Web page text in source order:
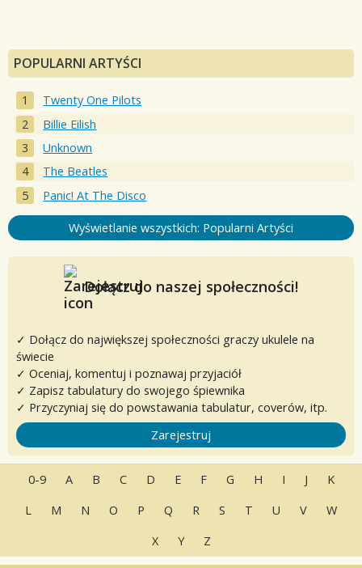
POPULARNI ARTYŚCI
Twenty One Pilots
Billie Eilish
Unknown
The Beatles
Panic! At The Disco
Wyświetlanie wszystkich: Popularni Artyści
Dołącz do naszej społeczności!
✓ Dołącz do największej społeczności graczy ukulele na
świecie
✓ Oceniaj, komentuj i poznawaj przyjaciół
✓ Zapisz tabulatury do swojego śpiewnika
✓ Przyczyniaj się do powstawania tabulatur, coverów, itp.
Zarejestruj
0-9 A B C D E F G H I J
K
L
M N O P Q R S T U V
W
X
Y Z